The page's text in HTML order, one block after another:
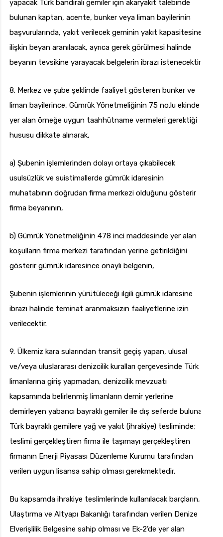
yapacak Türk bandıralı gemiler için akaryakıt talebinde
bulunan kaptan, acente, bunker veya liman bayilerinin
başvurularında, yakıt verilecek geminin yakıt kapasitesine
ilişkin beyan aranılacak, ayrıca gerek görülmesi halinde
beyanın tevsikine yarayacak belgelerin ibrazı istenecektir.
8. Merkez ve şube şeklinde faaliyet gösteren bunker ve
liman bayilerince, Gümrük Yönetmeliğinin 75 no.lu ekinde
yer alan örneğe uygun taahhütname vermeleri gerektiği
hususu dikkate alınarak,
a) Şubenin işlemlerinden dolayı ortaya çıkabilecek
usulsüzlük ve suistimallerde gümrük idaresinin
muhatabının doğrudan firma merkezi olduğunu gösterir
firma beyanının,
b) Gümrük Yönetmeliğinin 478 inci maddesinde yer alan
koşulların firma merkezi tarafından yerine getirildiğini
gösterir gümrük idaresince onaylı belgenin,
Şubenin işlemlerinin yürütüleceği ilgili gümrük idaresine
ibrazı halinde teminat aranmaksızın faaliyetlerine izin
verilecektir.
9. Ülkemiz kara sularından transit geçiş yapan, ulusal
ve/veya uluslararası denizcilik kuralları çerçevesinde Türk
limanlarına giriş yapmadan, denizcilik mevzuatı
kapsamında belirlenmiş limanların demir yerlerine
demirleyen yabancı bayraklı gemiler ile dış seferde bulunan
Türk bayraklı gemilere yağ ve yakıt (ihrakiye) tesliminde;
teslimi gerçekleştiren firma ile taşımayı gerçekleştiren
firmanın Enerji Piyasası Düzenleme Kurumu tarafından
verilen uygun lisansa sahip olması gerekmektedir.
Bu kapsamda ihrakiye teslimlerinde kullanılacak barçların,
Ulaştırma ve Altyapı Bakanlığı tarafından verilen Denize
Elverişlilik Belgesine sahip olması ve Ek-2’de yer alan